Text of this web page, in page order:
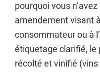
pourquoi vous
amendement visant
consommateur ou à
étiquetage clarifié, le
récolté et vinifié